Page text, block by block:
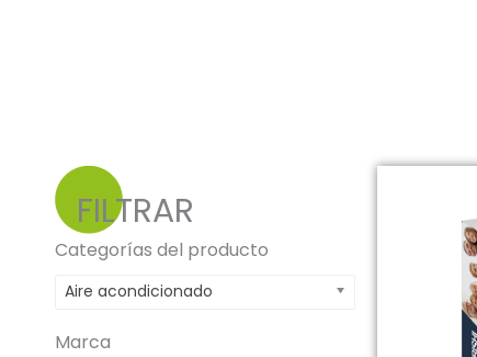
FILTRAR
Categorías del producto
Aire acondicionado
Marca